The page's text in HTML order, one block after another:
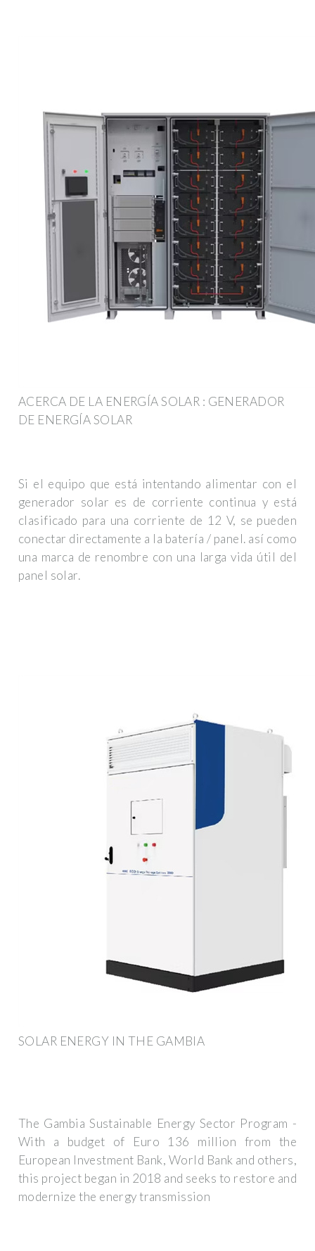
ACERCA DE LA ENERGÍA SOLAR : GENERADOR
DE ENERGÍA SOLAR
Si el equipo que está intentando alimentar con el
generador solar es de corriente continua y está
clasificado para una corriente de 12 V, se pueden
conectar directamente a la batería / panel. así como
una marca de renombre con una larga vida útil del
panel solar.
SOLAR ENERGY IN THE GAMBIA
The Gambia Sustainable Energy Sector Program -
With a budget of Euro 136 million from the
European Investment Bank, World Bank and others,
this project began in 2018 and seeks to restore and
modernize the energy transmission